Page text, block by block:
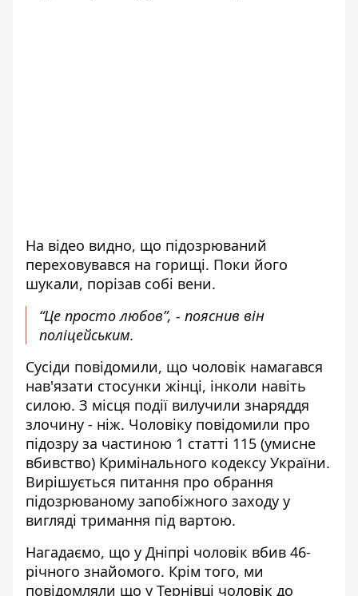
На відео видно, що підозрюваний
переховувався на горищі. Поки його
шукали, порізав собі вени.
“Це просто любов”, - пояснив він
поліцейським.
Сусіди повідомили, що чоловік намагався
нав'язати стосунки жінці, інколи навіть
силою. З місця події вилучили знаряддя
злочину - ніж. Чоловіку повідомили про
підозру за частиною 1 статті 115 (умисне
вбивство) Кримінального кодексу України.
Вирішується питання про обрання
підозрюваному запобіжного заходу у
вигляді тримання під вартою.
Нагадаємо, що у Дніпрі чоловік вбив 46-
річного знайомого. Крім того, ми
повідомляли що у Тернівці чоловік до